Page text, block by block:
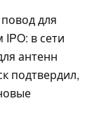
для
в сети
антенн
подтвердил,